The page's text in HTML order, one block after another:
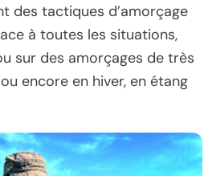
des tactiques d’amorçage
à toutes les situations,
sur des amorçages de très
encore en hiver, en étang